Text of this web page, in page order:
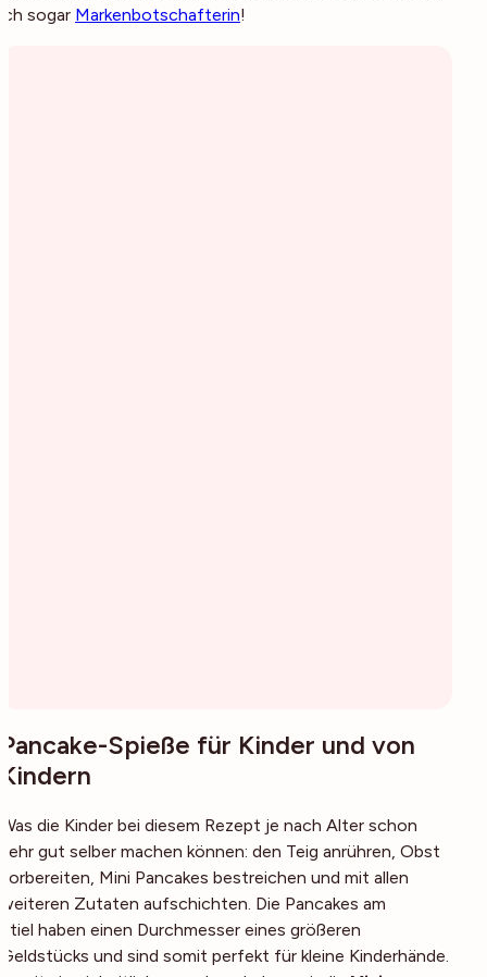
ich sogar Markenbotschafterin!
Pancake-Spieße für Kinder und von
Kindern
Was die Kinder bei diesem Rezept je nach Alter schon
sehr gut selber machen können: den Teig anrühren, Obst
vorbereiten, Mini Pancakes bestreichen und mit allen
weiteren Zutaten aufschichten. Die Pancakes am
Stiel haben einen Durchmesser eines größeren
Geldstücks und sind somit perfekt für kleine Kinderhände.